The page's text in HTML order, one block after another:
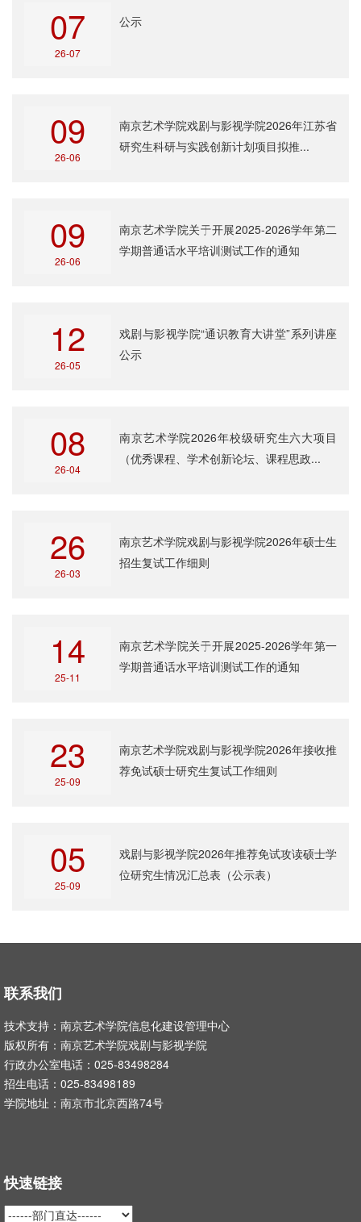
07
26-07
公示
09
26-06
南京艺术学院戏剧与影视学院2026年江苏省
研究生科研与实践创新计划项目拟推...
09
26-06
南京艺术学院关于开展2025-2026学年第二
学期普通话水平培训测试工作的通知
12
26-05
戏剧与影视学院“通识教育大讲堂”系列讲座
公示
08
26-04
南京艺术学院2026年校级研究生六大项目
（优秀课程、学术创新论坛、课程思政...
26
26-03
南京艺术学院戏剧与影视学院2026年硕士生
招生复试工作细则
14
25-11
南京艺术学院关于开展2025-2026学年第一
学期普通话水平培训测试工作的通知
23
25-09
南京艺术学院戏剧与影视学院2026年接收推
荐免试硕士研究生复试工作细则
05
25-09
戏剧与影视学院2026年推荐免试攻读硕士学
位研究生情况汇总表（公示表）
联系我们
技术支持：南京艺术学院信息化建设管理中心
版权所有：南京艺术学院戏剧与影视学院
行政办公室电话：025-83498284
招生电话：025-83498189
学院地址：南京市北京西路74号
快速链接